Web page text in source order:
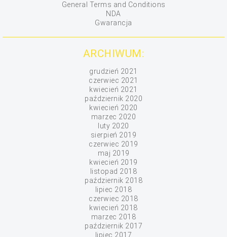
General Terms and Conditions
NDA
Gwarancja
ARCHIWUM:
grudzień 2021
czerwiec 2021
kwiecień 2021
październik 2020
kwiecień 2020
marzec 2020
luty 2020
sierpień 2019
czerwiec 2019
maj 2019
kwiecień 2019
listopad 2018
październik 2018
lipiec 2018
czerwiec 2018
kwiecień 2018
marzec 2018
październik 2017
lipiec 2017